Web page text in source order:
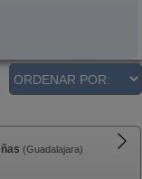
(Guadalajara)